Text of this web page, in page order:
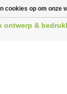
ontwerp &
cookies op om onze